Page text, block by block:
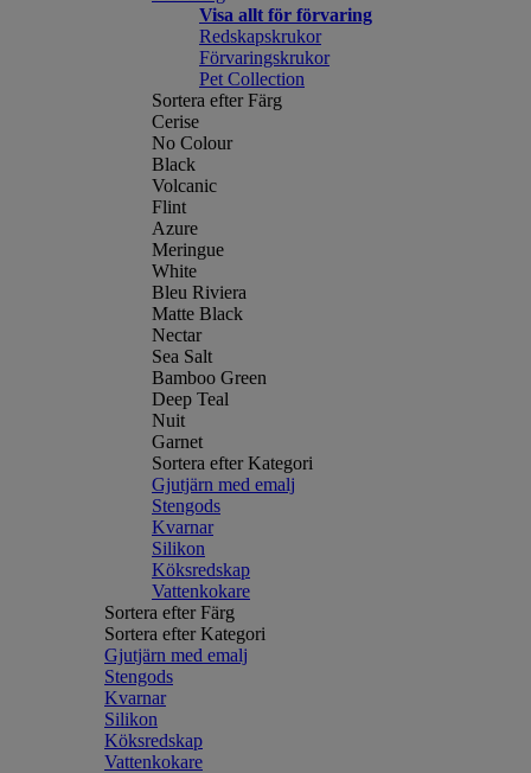
Visa allt för förvaring
Redskapskrukor
Förvaringskrukor
Pet Collection
Sortera efter Färg
Cerise
No Colour
Black
Volcanic
Flint
Azure
Meringue
White
Bleu Riviera
Matte Black
Nectar
Sea Salt
Bamboo Green
Deep Teal
Nuit
Garnet
Sortera efter Kategori
Gjutjärn med emalj
Stengods
Kvarnar
Silikon
Köksredskap
Vattenkokare
Sortera efter Färg
Sortera efter Kategori
Gjutjärn med emalj
Stengods
Kvarnar
Silikon
Köksredskap
Vattenkokare